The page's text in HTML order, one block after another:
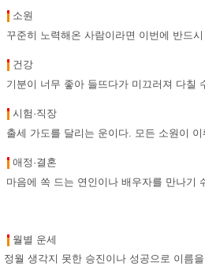
소원
꾸준히 노력해온 사람이라면 이번에 반드
건강
기분이 너무 좋아 들뜨다가 미끄러져 다칠
시험·직장
출세 가도를 달리는 운이다. 모든 소원이 이
애정·결혼
마음에 쏙 드는 연인이나 배우자를 만나기
월별 운세
정월 생각지 못한 승진이나 성공으로 이름